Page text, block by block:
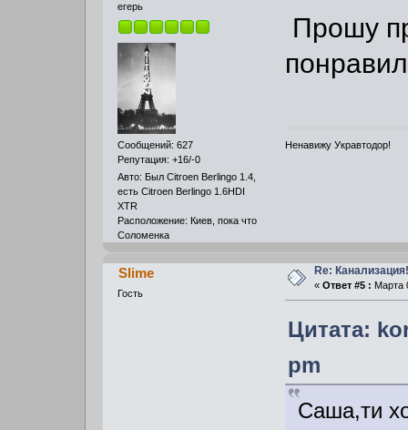
егерь
Сообщений: 627
Репутация: +16/-0
Авто: Был Citroen Berlingo 1.4,
есть Citroen Berlingo 1.6HDI
XTR
Расположение: Киев, пока что
Соломенка
Прошу
Ненавижу Укравтодор!
Slime
Гость
Re:
« Ответ #5 : Марта
Цитата:
pm
Cаша,ти